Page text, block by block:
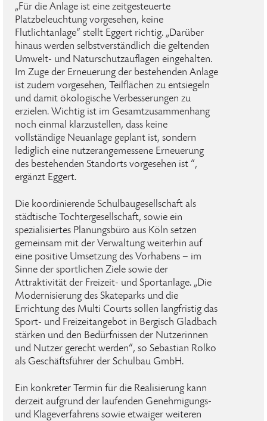
„Für die Anlage ist eine zeitgesteuerte
Platzbeleuchtung vorgesehen, keine
Flutlichtanlage“ stellt Eggert richtig. „Darüber
hinaus werden selbstverständlich die geltenden
Umwelt- und Naturschutzauflagen eingehalten.
Im Zuge der Erneuerung der bestehenden Anlage
ist zudem vorgesehen, Teilflächen zu entsiegeln
und damit ökologische Verbesserungen zu
erzielen. Wichtig ist im Gesamtzusammenhang
noch einmal klarzustellen, dass keine
vollständige Neuanlage geplant ist, sondern
lediglich eine nutzerangemessene Erneuerung
des bestehenden Standorts vorgesehen ist “,
ergänzt Eggert.
Die koordinierende Schulbaugesellschaft als
städtische Tochtergesellschaft, sowie ein
spezialisiertes Planungsbüro aus Köln setzen
gemeinsam mit der Verwaltung weiterhin auf
eine positive Umsetzung des Vorhabens – im
Sinne der sportlichen Ziele sowie der
Attraktivität der Freizeit- und Sportanlage. „Die
Modernisierung des Skateparks und die
Errichtung des Multi Courts sollen langfristig das
Sport- und Freizeitangebot in Bergisch Gladbach
stärken und den Bedürfnissen der Nutzerinnen
und Nutzer gerecht werden“, so Sebastian Rolko
als Geschäftsführer der Schulbau GmbH.
Ein konkreter Termin für die Realisierung kann
derzeit aufgrund der laufenden Genehmigungs-
und Klageverfahrens sowie etwaiger weiteren